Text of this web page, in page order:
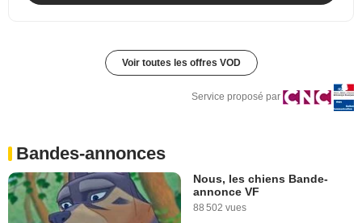
Voir toutes les offres VOD
Service proposé par
Bandes-annonces
Nous, les chiens Bande-
annonce VF
88 502 vues